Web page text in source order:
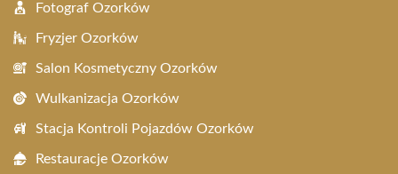
Fotograf Ozorków
Fryzjer Ozorków
Salon Kosmetyczny Ozorków
Wulkanizacja Ozorków
Stacja Kontroli Pojazdów Ozorków
Restauracje Ozorków